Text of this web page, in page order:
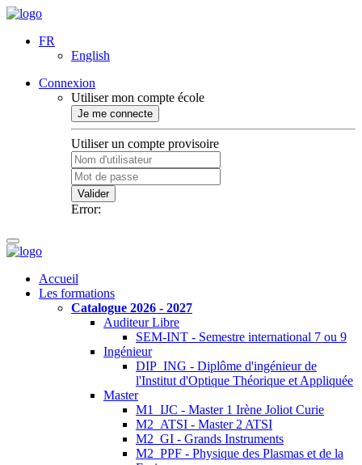
FR
English
Connexion
Utiliser mon compte école
Je me connecte
Utiliser un compte provisoire
Valider
Error:
Accueil
Les formations
Catalogue 2026 - 2027
Auditeur Libre
SEM-INT - Semestre international 7 ou 9
Ingénieur
DIP_ING - Diplôme d'ingénieur de
l'Institut d'Optique Théorique et Appliquée
Master
M1_IJC - Master 1 Irène Joliot Curie
M2_ATSI - Master 2 ATSI
M2_GI - Grands Instruments
M2_PPF - Physique des Plasmas et de la